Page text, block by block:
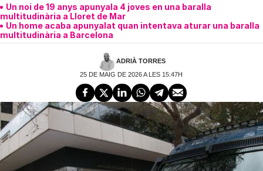
Un noi de 19 anys apunyala 4 joves en una baralla
multitudinària a Lloret de Mar
Un home acaba apunyalat quan intentava aturar una baralla
multitudinària a Barcelona
ADRIÀ TORRES
25 DE MAIG DE 2026 A LES 15:47H